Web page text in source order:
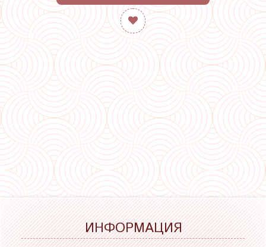
ИНФОРМАЦИЯ